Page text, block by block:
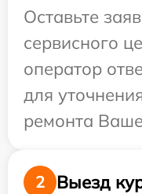
Оставьте
сервисного
оператор
для
ремонта
2
Выезд